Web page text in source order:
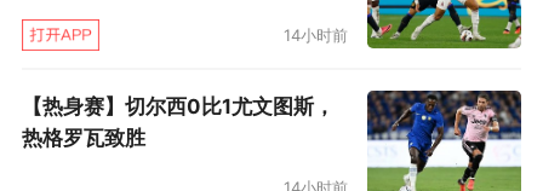
14小时前
【热身赛】切尔西0比1尤文图斯，
热格罗瓦致胜
14小时前